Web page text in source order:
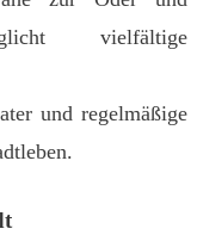
vielfältige
und regelmäßige